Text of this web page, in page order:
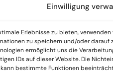
Einwilligung
Erlebnisse zu bieten, verwenden
zu speichern und/oder darauf
ermöglicht uns die
IDs auf dieser Website. Die
bestimmte Funktionen
und bieten
Musikindustrie.
SoulPeddler
Vinyl Production –